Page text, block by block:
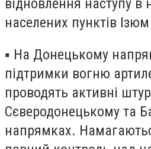
відновлення наступу в
населених пунктів
▪️ На Донецькому
підтримки вогню
проводять активні
Сєверодонецькому та
напрямках.